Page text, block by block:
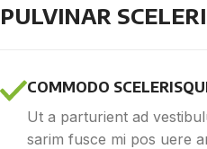
PULVINAR
COMMODO
Ut a parturient ad
sarim fusce mi pos uere